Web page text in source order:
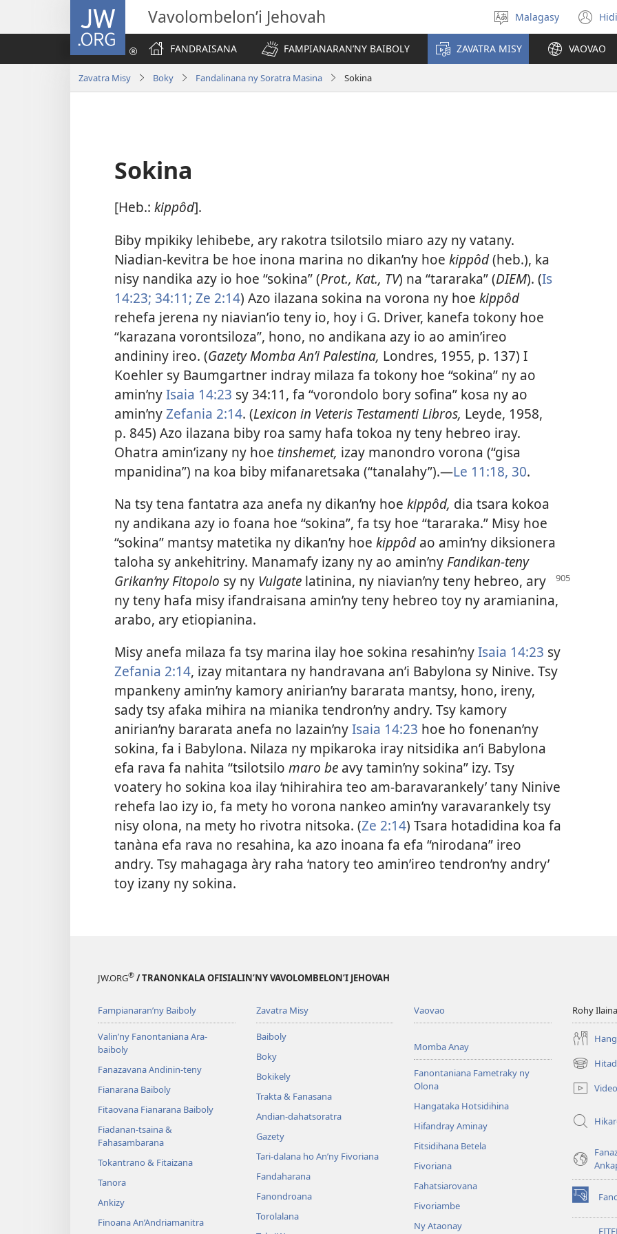
JW.ORG Vavolombelon’i Jehovah
Hifidy
fiteny
Malagasy
FANDRAISANA
FAMPIANARAN’NY BAIBOLY ZAVATRA MISY VAOVAO
Zavatra Misy Boky Fandalinana ny Soratra Masina Sokina
Sokina
[Heb.: kippôd].
Biby mpikiky lehibebe, ary rakotra tsilotsilo miaro azy ny vatany.
Niadian-kevitra be hoe inona marina no dikan’ny hoe kippôd(heb.), ka
nisy nandika azy io hoe “sokina” (Prot., Kat., TV) na “tararaka” (DIEM). (Is
14:23; 34:11; Ze 2:14) Azo ilazana sokina na vorona ny hoe kippôd
rehefa jerena ny niavian’io teny io, hoy i G. Driver, kanefa tokony hoe
“karazana vorontsiloza”, hono, no andikana azy io ao amin’ireo
andininy ireo. (Gazety Momba An’i Palestina, Londres, 1955, p. 137) I
Koehler sy Baumgartner indray milaza fa tokony hoe “sokina” ny ao
amin’nyIsaia 14:23 sy 34:11, fa “vorondolo bory sofina” kosa ny ao
amin’nyZefania 2:14. (Lexicon in Veteris Testamenti Libros, Leyde, 1958,
p. 845) Azo ilazana biby roa samy hafa tokoa ny teny hebreo iray.
Ohatra amin’izany ny hoe tinshemet, izay manondro vorona (“gisa
mpanidina”) na koa biby mifanaretsaka (“tanalahy”).​—Le 11:18, 30.
Na tsy tena fantatra aza anefa ny dikan’ny hoe kippôd, dia tsara kokoa
ny andikana azy io foana hoe “sokina”, fa tsy hoe “tararaka.” Misy hoe
“sokina” mantsy matetika ny dikan’ny hoe kippôdao amin’ny diksionera
taloha sy ankehitriny. Manamafy izany ny ao amin’nyFandikan-teny
Grikan’ny Fitopolo sy ny Vulgate latinina, ny niavian’ny teny hebreo, ary
ny teny hafa misy ifandraisana amin’ny teny hebreo toy ny aramianina,
arabo, ary etiopianina.
Misy anefa milaza fa tsy marina ilay hoe sokina resahin’nyIsaia 14:23 sy
Zefania 2:14, izay mitantara ny handravana an’i Babylona sy Ninive. Tsy
mpankeny amin’ny kamory anirian’ny bararata mantsy, hono, ireny,
sady tsy afaka mihira na mianika tendron’ny andry. Tsy kamory
anirian’ny bararata anefa no lazain’nyIsaia 14:23 hoe ho fonenan’ny
sokina, fa i Babylona. Nilaza ny mpikaroka iray nitsidika an’i Babylona
efa rava fa nahita “tsilotsilo maro be avy tamin’ny sokina” izy. Tsy
voatery ho sokina koa ilay ‘nihirahira teo am-baravarankely’ tany Ninive
rehefa lao izy io, fa mety ho vorona nankeo amin’ny varavarankely tsy
nisy olona, na mety ho rivotra nitsoka. (Ze 2:14) Tsara hotadidina koa fa
tanàna efa rava no resahina, ka azo inoana fa efa “nirodana” ireo
andry. Tsy mahagaga àry raha ‘natory teo amin’ireo tendron’ny andry’
toy izany ny sokina.
JW.ORG® / TRANONKALA OFISIALIN’NY VAVOLOMBELON’I JEHOVAH
Fampianaran’ny Baiboly
Valin’ny Fanontaniana Ara-
baiboly
Fanazavana Andinin-teny
Fianarana Baiboly
Fitaovana Fianarana Baiboly
Fiadanan-tsaina &
Fahasambarana
Tokantrano & Fitaizana
Tanora
Ankizy
Finoana An’Andriamanitra
Zavatra Misy
Baiboly
Boky
Bokikely
Trakta & Fanasana
Andian-dahatsoratra
Gazety
Tari-dalana ho An’ny Fivoriana
Fandaharana
Fanondroana
Torolalana
Vaovao
Momba Anay
Fanontaniana Fametraky ny
Olona
Hangataka Hotsidihina
Hifandray Aminay
Fitsidihana Betela
Fivoriana
Fahatsiarovana
Fivoriambe
Ny Ataonay
Rohy Ilaina
rohy) Video
rohy)